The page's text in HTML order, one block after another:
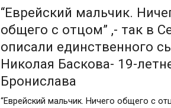
“Еврейский мальчик.
общего с отцом” ,- так в
описали единственного
Николая Баскова- 19-
Бронислава
“Еврейский мальчик. Ничего общего с